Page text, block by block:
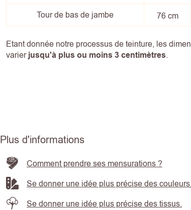
Tour de bas de jambe 76 cm
Etant donnée notre processus de teinture, les
varierjusqu'à plus ou moins 3 centimètres.
Plus d'informations
Comment prendre ses mensurations ?
Se donner une idée plus précise des couleurs.
Se donner une idée plus précise des tissus.